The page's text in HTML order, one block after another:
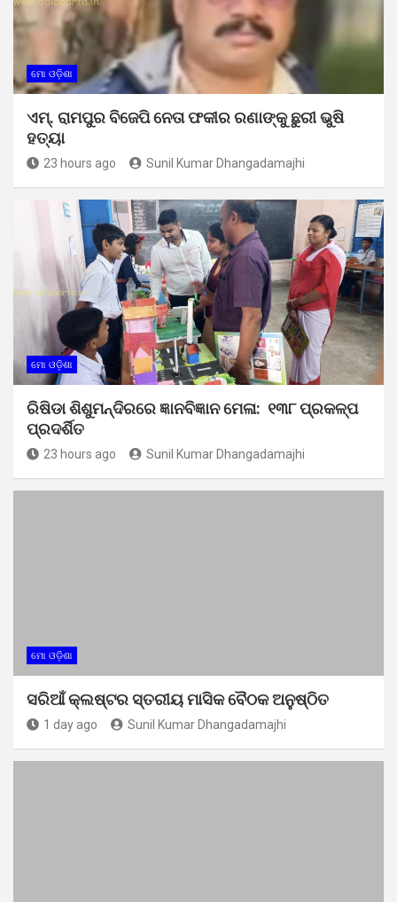
ମୋ ଓଡ଼ିଶା
ଏମ୍. ରାମପୁର ବିଜେପି ନେତା ଫକୀର ରଣାଙ୍କୁ ଛୁରୀ ଭୁଷି
ହତ୍ୟା
23 hours ago Sunil Kumar Dhangadamajhi
ମୋ ଓଡ଼ିଶା
ରିଷିଡା ଶିଶୁମନ୍ଦିରରେ ଜ୍ଞାନବିଜ୍ଞାନ ମେଳା: ୧୩୮ ପ୍ରକଳ୍ପ
ପ୍ରଦର୍ଶିତ
23 hours ago Sunil Kumar Dhangadamajhi
ମୋ ଓଡ଼ିଶା
ସରିଆଁ କ୍ଲଷ୍ଟର ସ୍ତରୀୟ ମାସିକ ବୈଠକ ଅନୁଷ୍ଠିତ
1 day ago Sunil Kumar Dhangadamajhi